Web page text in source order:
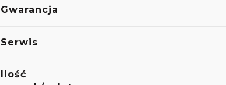
Gwarancja
Serwis
Ilość